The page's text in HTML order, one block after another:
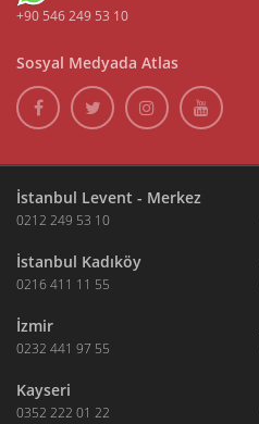
+90 546 249 53 10
Sosyal Medyada Atlas
İstanbul Levent - Merkez
0212 249 53 10
İstanbul Kadıköy
0216 411 11 55
İzmir
0232 441 97 55
Kayseri
0352 222 01 22